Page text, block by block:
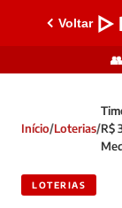
Voltar ▷
👥
Início/Loterias/R$
LOTERIAS